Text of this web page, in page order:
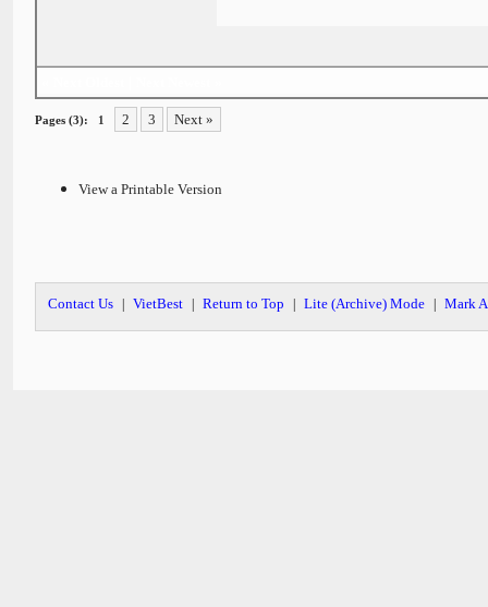
Pages (3): 1 2 3 Next »
View a Printable Version
Contact Us VietBest Return to Top Lite (Archive) Mode Mark